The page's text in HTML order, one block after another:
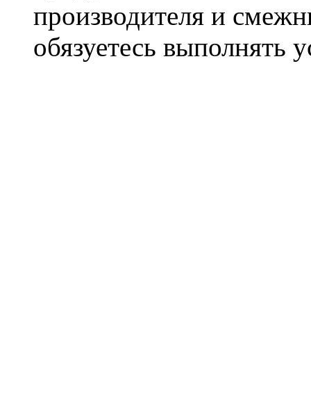
производителя и
обязуетесь выполнять